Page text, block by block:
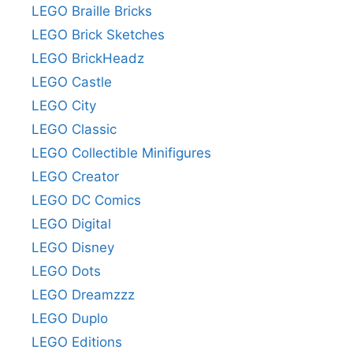
LEGO Braille Bricks
LEGO Brick Sketches
LEGO BrickHeadz
LEGO Castle
LEGO City
LEGO Classic
LEGO Collectible Minifigures
LEGO Creator
LEGO DC Comics
LEGO Digital
LEGO Disney
LEGO Dots
LEGO Dreamzzz
LEGO Duplo
LEGO Editions